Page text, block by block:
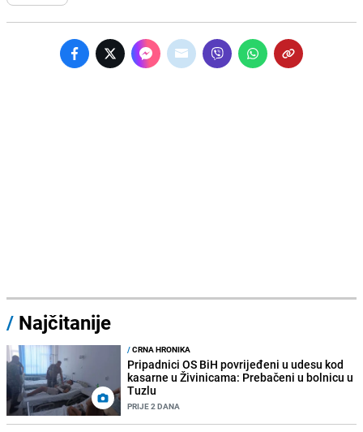
/ Najčitanije
/CRNA HRONIKA
Pripadnici OS BiH povrijeđeni u udesu kod
kasarne u Živinicama: Prebačeni u bolnicu u
Tuzlu
PRIJE 2 DANA